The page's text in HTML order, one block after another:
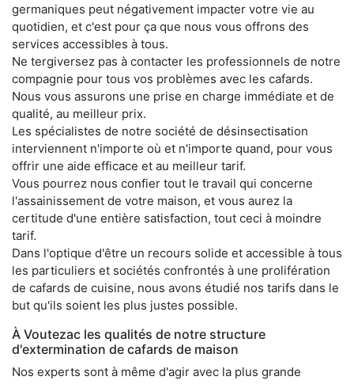
germaniques peut négativement impacter votre vie au
quotidien, et c'est pour ça que nous vous offrons des
services accessibles à tous.
Ne tergiversez pas à contacter les professionnels de notre
compagnie pour tous vos problèmes avec les cafards.
Nous vous assurons une prise en charge immédiate et de
qualité, au meilleur prix.
Les spécialistes de notre société de désinsectisation
interviennent n'importe où et n'importe quand, pour vous
offrir une aide efficace et au meilleur tarif.
Vous pourrez nous confier tout le travail qui concerne
l'assainissement de votre maison, et vous aurez la
certitude d'une entière satisfaction, tout ceci à moindre
tarif.
Dans l'optique d'être un recours solide et accessible à tous
les particuliers et sociétés confrontés à une prolifération
de cafards de cuisine, nous avons étudié nos tarifs dans le
but qu'ils soient les plus justes possible.
À Voutezac les qualités de notre structure
d'extermination de cafards de maison
Nos experts sont à même d'agir avec la plus grande